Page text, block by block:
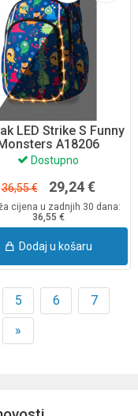
LED Strike S Funny
A18206
CoolPack
Dostupno
36,55 € 29,24 €
cijena u zadnjih 30 dana:
36,55 €
Dodaj u košaru
5 6
7
»